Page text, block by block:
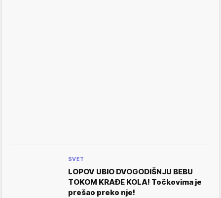
SVET
LOPOV UBIO DVOGODIŠNJU BEBU
TOKOM KRAĐE KOLA! Točkovima je
prešao preko nje!